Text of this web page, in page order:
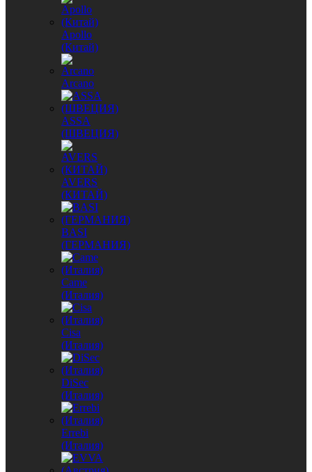
Apollo
(Китай)
Arcano
ASSA
(ШВЕЦИЯ)
AVERS
(КИТАЙ)
BASI
(ГЕРМАНИЯ)
Came
(Италия)
Cisa
(Италия)
DiSec
(Италия)
Errebi
(Италия)